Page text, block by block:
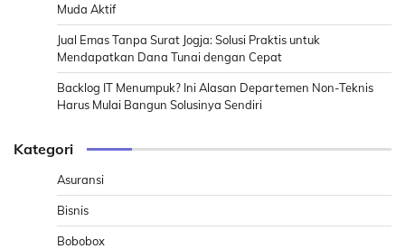
Muda Aktif
Jual Emas Tanpa Surat Jogja: Solusi Praktis untuk
Mendapatkan Dana Tunai dengan Cepat
Backlog IT Menumpuk? Ini Alasan Departemen Non-Teknis
Harus Mulai Bangun Solusinya Sendiri
Kategori
Asuransi
Bisnis
Bobobox